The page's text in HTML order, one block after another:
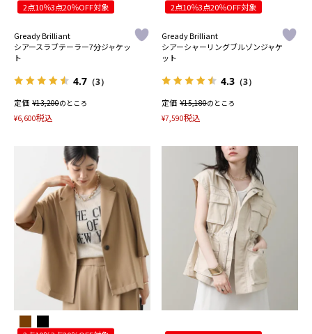
2点10％3点20％OFF対象
Gready Brilliant
シアースラブテーラー7分ジャケッ
ト
4.7 （3）
定価 ¥13,200のところ
¥6,600税込
2点10％3点20％OFF対象
Gready Brilliant
シアーシャーリングブルゾンジャケ
ット
4.3 （3）
定価 ¥15,180のところ
¥7,590税込